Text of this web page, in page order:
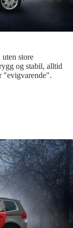
store
og stabil, alltid
"evigvarende".